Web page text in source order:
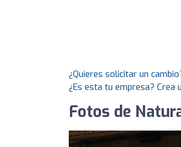
¿Quieres solicitar un
¿Es esta tu empresa?
Fotos de